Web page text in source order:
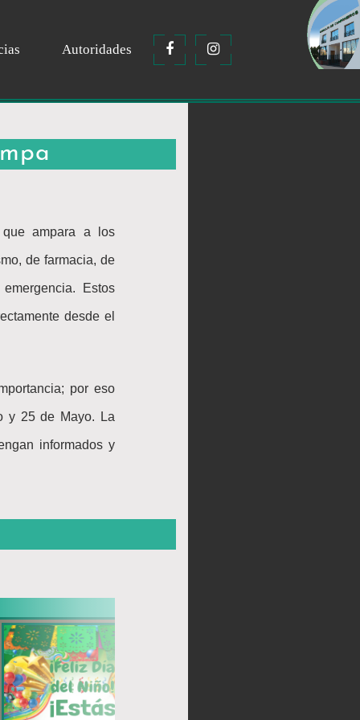
Autoridades
ampara a los
de farmacia, de
Estos
desde el
por eso
y 25 de Mayo. La
informados y